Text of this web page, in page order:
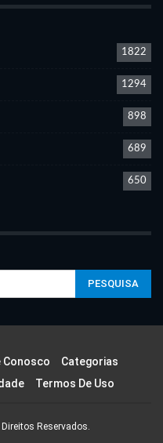
1822
1294
898
689
650
Conosco
Categorias
Termos De Uso
Reservados.